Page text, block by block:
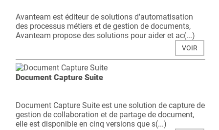
Avanteam est éditeur de solutions d'automatisation
des processus métiers et de gestion de documents,
Avanteam propose des solutions pour aider et ac(...)
VOIR
Document Capture Suite
Document Capture Suite est une solution de capture de
gestion de collaboration et de partage de document,
elle est disponible en cinq versions que s(...)